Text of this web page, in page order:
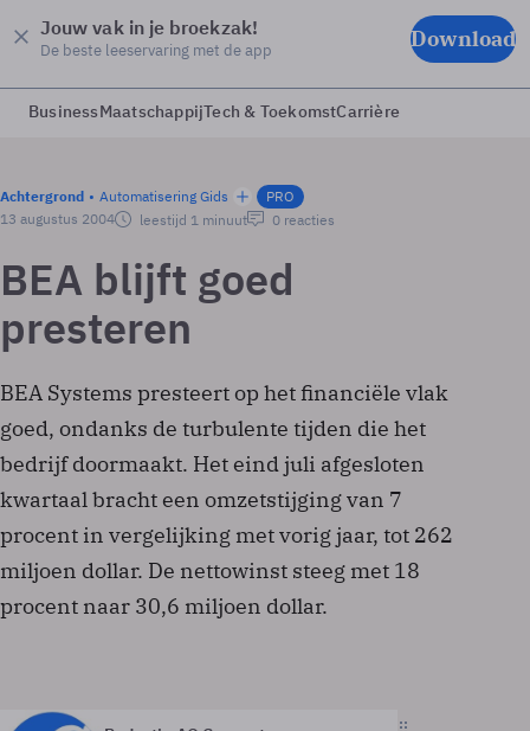
Jouw vak in je broekzak!
De beste leeservaring met de app Download
BusinessMaatschappijTech & ToekomstCarrière
Achtergrond Automatisering Gids
PRO
13 augustus 2004
leestijd 1 minuut 0 reacties
BEA blijft goed
presteren
BEA Systems presteert op het financiële vlak
goed, ondanks de turbulente tijden die het
bedrijf doormaakt. Het eind juli afgesloten
kwartaal bracht een omzetstijging van 7
procent in vergelijking met vorig jaar, tot 262
miljoen dollar. De nettowinst steeg met 18
procent naar 30,6 miljoen dollar.